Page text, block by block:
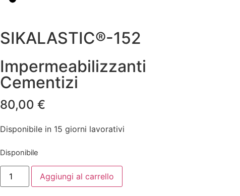
SIKALASTIC®-152
Impermeabilizzanti
Cementizi
80,00 €
Disponibile in 15 giorni lavorativi
Disponibile
Aggiungi al carrello